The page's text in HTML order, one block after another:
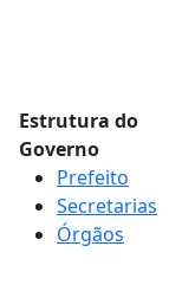
Estrutura do
Governo
Prefeito
Secretarias
Órgãos